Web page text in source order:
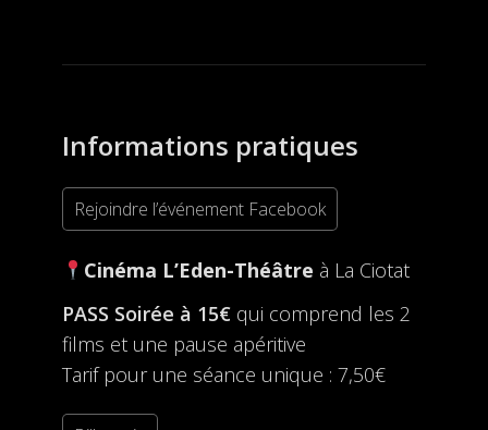
Informations pratiques
Rejoindre l’événement Facebook
Cinéma L’Eden-Théâtre à La Ciotat
PASS Soirée à 15€qui comprend les 2
films et une pause apéritive
Tarif pour une séance unique : 7,50€